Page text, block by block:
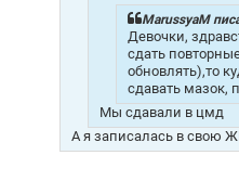
MarussyaM
Девочки,
сдать
обновлять),то
сдавать мазок,
Мы сдавали в цмд
А я записалась в свою